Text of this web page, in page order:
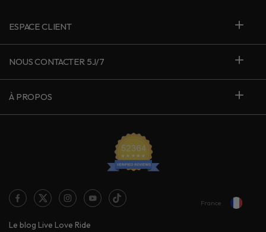
ESPACE CLIENT
NOUS CONTACTER 5J/7
À PROPOS
Le blog Live Love Ride
France